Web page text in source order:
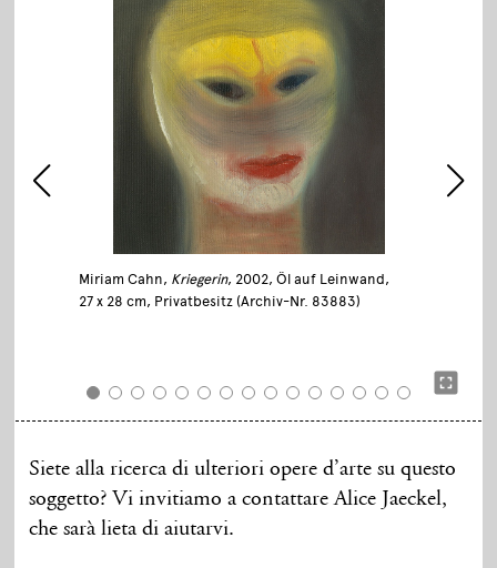
Miriam Cahn, Kriegerin, 2002, Öl auf Leinwand,
27 x 28 cm, Privatbesitz (Archiv-Nr. 83883)
Siete alla ricerca di ulteriori opere d’arte su questo
soggetto? Vi invitiamo a contattare Alice Jaeckel,
che sarà lieta di aiutarvi.